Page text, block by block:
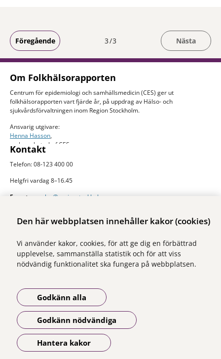
Den här webbplatsen innehåller kakor (cookies)
Vi använder kakor, cookies, för att ge dig en förbättrad
upplevelse, sammanställa statistik och för att viss
nödvändig funktionalitet ska fungera på webbplatsen.
Godkänn alla
Godkänn nödvändiga
Hantera kakor
Föregående Du är på sida
3 3 Nästa
Om Folkhälsorapporten
Centrum för epidemiologi och samhällsmedicin (CES) ger ut
folkhälsorapporten vart fjärde år, på uppdrag av Hälso- och
sjukvårdsförvaltningen inom Region Stockholm.
Ansvarig utgivare:
Henna Hasson,
verksamhetschef CES
Kontakt
Telefon: 08-123 400 00
Helgfri vardag 8–16.45
E-post:
ces.slso@regionstockholm.se
Mer folkhälsodata
Stockholms län. Sidan drivs av Centrum för epidemiologi och
samhällsmedicin inom Region Stockholm.
Besök webbplatsen
Vi ingår i Stockholms läns sjukvårdsområde som erbjuder hälso- och
sjukvård i Region Stockholms regi.